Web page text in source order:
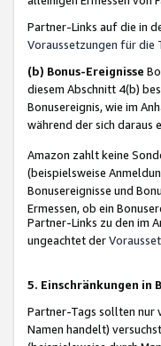
Partner-Links auf die in
Voraussetzungen für die
(b) Bonus-Ereignisse
diesem Abschnitt 4(b)
Bonusereignis, wie im
während der sich daraus
Amazon zahlt keine
(beispielsweise
Bonusereignisse und
Ermessen, ob ein
Partner-Links zu den im
ungeachtet der
5. Einschränkungen in
Partner-Tags sollten nur
Namen handelt)